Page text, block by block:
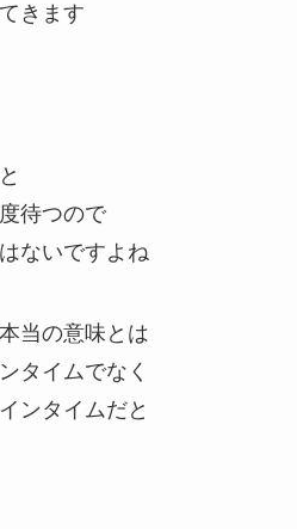
きます
待つので
ないですよね
当の意味とは
タイムでなく
ンタイムだと